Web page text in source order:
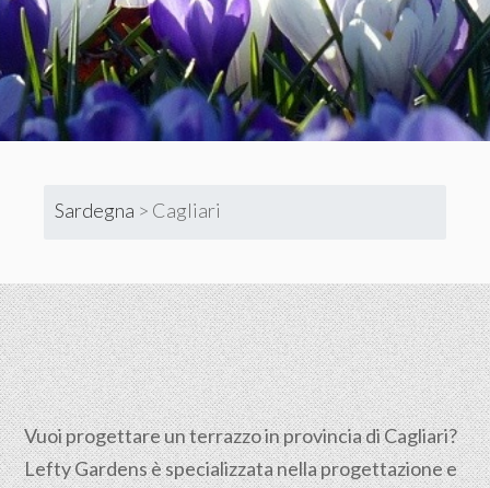
Sardegna > Cagliari
Vuoi progettare un terrazzo in provincia di Cagliari?
Lefty Gardens è specializzata nella progettazione e